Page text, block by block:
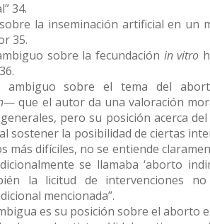
34.
la inseminación artificial en un
35.
sobre la fecundación in vitro
ambiguo sobre el tema del
— que el autor da una valoración
pero su posición acerca
sostener la posibilidad de ciertas
más difíciles, no se entiende
se llamaba ‘aborto
la licitud de intervenciones
mencionada”.
es su posición sobre el aborto